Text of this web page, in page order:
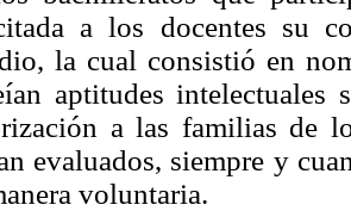
a los docentes su
la cual consistió en
aptitudes
a las familias de
evaluados, siempre y
voluntaria.